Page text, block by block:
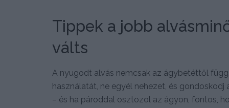
Tippek a jobb
válts
A nyugodt alvás nemcsak az ágybetéttől
használatát, ne egyél nehezet, és
– és ha pároddal osztozol az ágyon, fontos,